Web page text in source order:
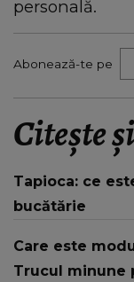
personală.
Abonează-te pe
Citește
Tapioca: ce
bucătărie
Care este
Trucul minune